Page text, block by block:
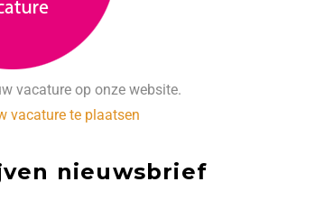
vacature op onze website.
vacature te plaatsen
nieuwsbrief